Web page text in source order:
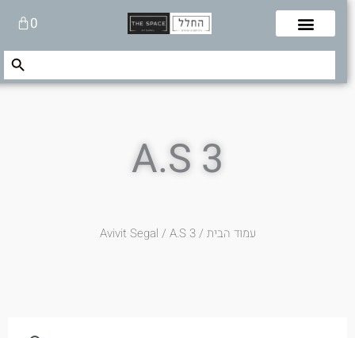
0עגלת
קניות
Search
Search Button
A.S 3
עמוד הבית/
Avivit Segal/ A.S 3